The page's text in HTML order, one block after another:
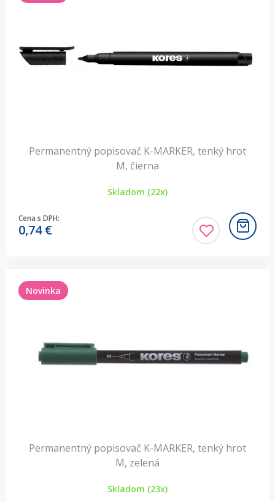
Permanentný popisovač K-MARKER, tenký hrot
M, čierna
Skladom (22x)
Cena s DPH:
0,74€
Novinka
Permanentný popisovač K-MARKER, tenký hrot
M, zelená
Skladom (23x)